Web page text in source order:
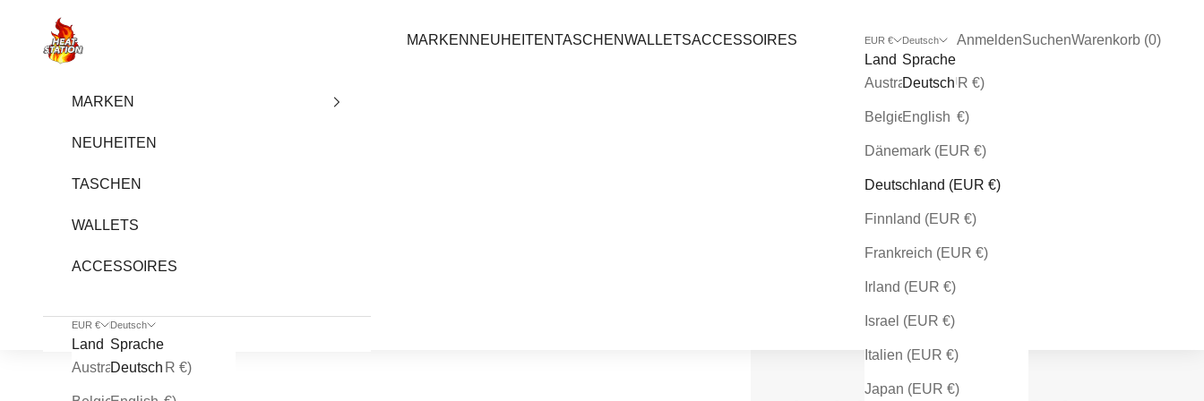
heatstation
MARKEN NEUHEITENTASCHENWALLETSACCESSOIRES EUR €
Land
Australien (EUR €)
Belgien (EUR €)
Dänemark (EUR €)
Deutschland (EUR €)
Finnland (EUR €)
Frankreich (EUR €)
Irland (EUR €)
Israel (EUR €)
Italien (EUR €)
Japan (EUR €)
Deutsch
Sprache
Deutsch
English
Kundenkontoseite öffnen
AnmeldenSuche öffnen
SuchenWarenkorb öffnen
Warenkorb (0)
MARKEN
NEUHEITEN
TASCHEN
WALLETS
ACCESSOIRES
EUR €
Land
Australien (EUR €)
Deutsch
Sprache
Deutsch